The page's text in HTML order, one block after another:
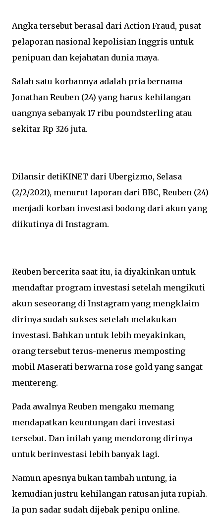
Angka tersebut berasal dari Action Fraud, pusat
pelaporan nasional kepolisian Inggris untuk
penipuan dan kejahatan dunia maya.
Salah satu korbannya adalah pria bernama
Jonathan Reuben (24) yang harus kehilangan
uangnya sebanyak 17 ribu poundsterling atau
sekitar Rp 326 juta.
Dilansir detiKINET dari Ubergizmo, Selasa
(2/2/2021), menurut laporan dari BBC, Reuben (24)
menjadi korban investasi bodong dari akun yang
diikutinya di Instagram.
Reuben bercerita saat itu, ia diyakinkan untuk
mendaftar program investasi setelah mengikuti
akun seseorang di Instagram yang mengklaim
dirinya sudah sukses setelah melakukan
investasi. Bahkan untuk lebih meyakinkan,
orang tersebut terus-menerus memposting
mobil Maserati berwarna rose gold yang sangat
mentereng.
Pada awalnya Reuben mengaku memang
mendapatkan keuntungan dari investasi
tersebut. Dan inilah yang mendorong dirinya
untuk berinvestasi lebih banyak lagi.
Namun apesnya bukan tambah untung, ia
kemudian justru kehilangan ratusan juta rupiah.
Ia pun sadar sudah dijebak penipu online.